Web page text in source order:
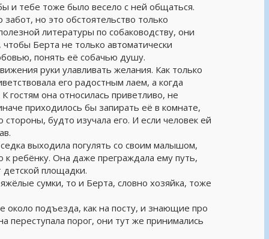
и тебе тоже было весело с ней общаться.
но это обстоятельство только
литературы по собаководству, они
Берта не только автоматически
понять её собачью душу.
руки улавливать желания. Как только
его радостным лаем, а когда
гостям она относилась приветливо, не
приходилось бы запирать её в комнате,
будто изучала его. И если человек ей
выходила погулять со своим малышом,
к ребёнку. Она даже преграждала ему путь,
детской площадки.
сумки, то и Берта, словно хозяйка, тоже
около подъезда, как на посту, и знающие про
переступала порог, они тут же принимались